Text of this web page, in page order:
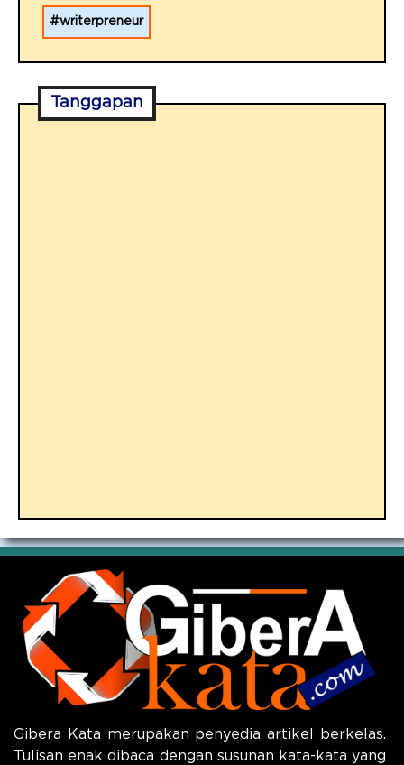
writerpreneur
Tanggapan
Gibera Kata merupakan penyedia artikel berkelas.
Tulisan enak dibaca dengan susunan kata-kata yang